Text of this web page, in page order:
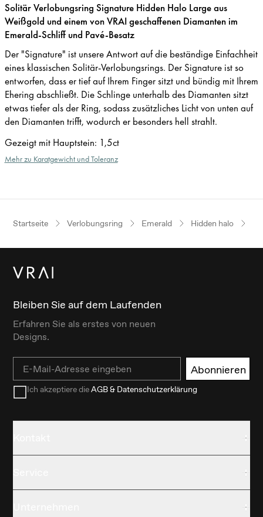
Solitär Verlobungsring Signature Hidden Halo Large aus
Weißgold und einem von VRAI geschaffenen Diamanten im
Emerald-Schliff und Pavé-Besatz
Der "Signature" ist unsere Antwort auf die beständige Einfachheit
eines klassischen Solitär-Verlobungsrings. Der Signature ist so
entworfen, dass er tief auf Ihrem Finger sitzt und bündig mit Ihrem
Ehering abschließt. Die Schlinge unterhalb des Diamanten sitzt
etwas tiefer als der Ring, sodass zusätzliches Licht von unten auf
den Diamanten trifft, wodurch er besonders hell strahlt.
Gezeigt mit Hauptstein: 1,5ct
Mehr zu Karatgewicht und Toleranz
Startseite Verlobungsring Emerald Hidden halo
Bleiben Sie auf dem Laufenden
Erfahren Sie als erstes von neuen
Designs.
Email Abonnieren
Ich akzeptiere dieAGB & Datenschutzerklärung